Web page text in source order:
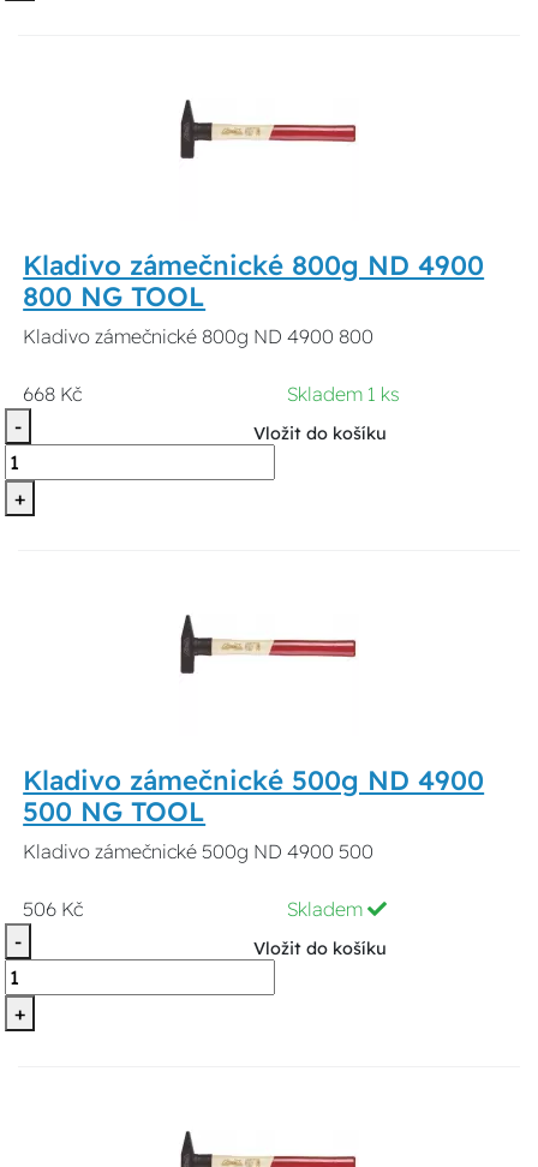
Kladivo zámečnické 800g ND 4900
800 NG TOOL
Kladivo zámečnické 800g ND 4900 800
668 Kč
Skladem 1 ks
-
+
Vložit do košíku
Kladivo zámečnické 500g ND 4900
500 NG TOOL
Kladivo zámečnické 500g ND 4900 500
506 Kč
Skladem
-
+
Vložit do košíku